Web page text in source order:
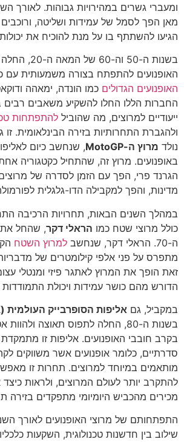
מאן הפך לסמל של עמידות ושליטה,
הגיעו להשתתף בו על מנת להוכיח את
בשנות ה-50 וה-
האופנועים להתפתח בצורה משמעותית עם
האופנועים הגדולים כמו הונדה, ימאהה
החברות הללו החלו להשקיע משאבים רבים
ייעודיים למרוצים, מה שהוביל להתפתחות
ולהגברת התחרותיות בזירה הבינלאומית.
נולד מרוץ ה-MotoGP
, שנחשב כיום
באופנועים. מרוץ זה, שהתחיל כקטגוריה
הגרנד פרי, הפך עם הזמן לסדרה של
מדינות, והפך למקבילה הדו-גלגלית לפורמולה
במהלך השנים הבאות, תחרויות הרכיבה
כולל מרוצי שטח כמו הראלי דקר, שהחל את
ה-70. הראלי דקר, שנחשב
למרוץ השטח
מתפרס על פני אלפי קילומטרים של
זאת הופך את המרוץ לאתגר פיזי ומנטלי
הדורש מהם כושר עמידות ויכולת התמודדות
במקביל, גם אליפות הסופרבייק העולמית (WSBK)
בשנות ה-80, החלה לתפוס תאוצה
בקרב חובבי האופנועים. אליפות זו מתמקדת
סדרתיים, כלומר אופנועים אשר משווקים
מותאמים במיוחד למרוצים. תחרות זו
להתקרב יותר לעולם המרוצים, ולראות
מכירים מהכביש היומיומי מתפקדים בזירה
התפתחותם של מרוצי האופנועים לאורך
שילוב בין חדשנות טכנולוגית, השקעות